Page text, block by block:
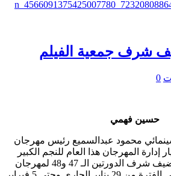
شرف جمعية الفيلم
0
حسين فهمي
محمود عبدالسميع رئيس مهرجان
إدارة المهرجان هذا العام للنجم الكبير
حسين فهمي، ليكون ضيف شرف الدورتين الـ 47 و48 لمهرجان